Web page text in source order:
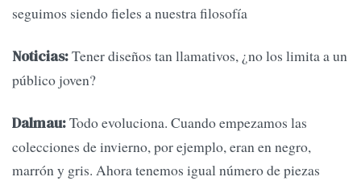
seguimos siendo fieles a nuestra filosofía
Noticias:Tener diseños tan llamativos, ¿no los limita a un
público joven?
Dalmau:Todo evoluciona. Cuando empezamos las
colecciones de invierno, por ejemplo, eran en negro,
marrón y gris. Ahora tenemos igual número de piezas